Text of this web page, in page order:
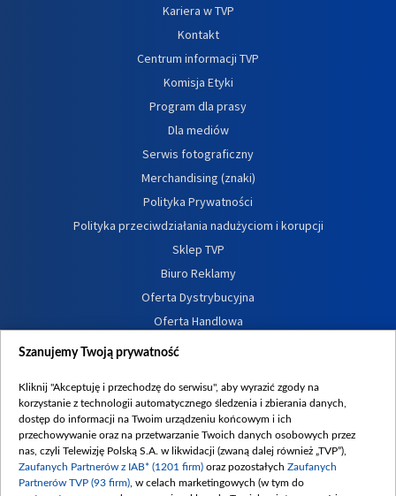
Kariera w TVP
Kontakt
Centrum informacji TVP
Komisja Etyki
Program dla prasy
Dla mediów
Serwis fotograficzny
Merchandising (znaki)
Polityka Prywatności
Polityka przeciwdziałania nadużyciom i korupcji
Sklep TVP
Biuro Reklamy
Oferta Dystrybucyjna
Oferta Handlowa
Dostępność
Procedura zgłoszeń wewnętrznych
Szanujemy Twoją prywatność
Kliknij "Akceptuję i przechodzę do serwisu", aby wyrazić zgody na
korzystanie z technologii automatycznego śledzenia i zbierania danych,
dostęp do informacji na Twoim urządzeniu końcowym i ich
przechowywanie oraz na przetwarzanie Twoich danych osobowych przez
nas, czyli Telewizję Polską S.A. w likwidacji (zwaną dalej również „TVP”),
Zaufanych Partnerów z IAB* (1201 firm) oraz pozostałych Zaufanych
Partnerów TVP (93 firm) , w celach marketingowych (w tym do